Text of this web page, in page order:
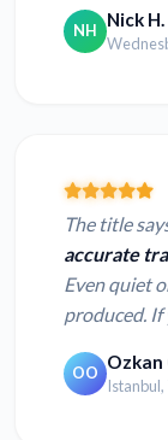
NH Nick H.
The title
accurate
Even quiet
produced. If
OO Ozkan